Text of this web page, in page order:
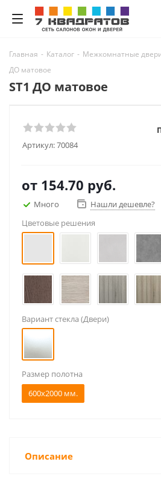
Главная - Каталог - Межкомнатные
ДО матовое
ST1 ДО матовое
Артикул:70084
от 154.70 руб.
Много
Нашли дешевле?
Цветовые решения
Вариант стекла (Двери)
Размер полотна
600x2000 мм.
Описание